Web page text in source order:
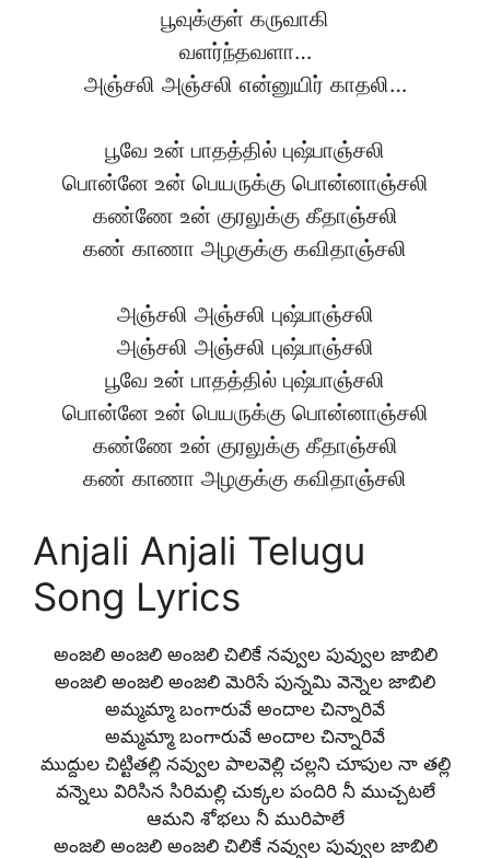
பூவுக்குள் கருவாகி
வளர்ந்தவளா…
அஞ்சலி அஞ்சலி என்னுயிர் காதலி…
பூவே உன் பாதத்தில் புஷ்பாஞ்சலி
பொன்னே உன் பெயருக்கு பொன்னாஞ்சலி
கண்ணே உன் குரலுக்கு கீதாஞ்சலி
கண் காணா அழகுக்கு கவிதாஞ்சலி
அஞ்சலி அஞ்சலி புஷ்பாஞ்சலி
அஞ்சலி அஞ்சலி புஷ்பாஞ்சலி
பூவே உன் பாதத்தில் புஷ்பாஞ்சலி
பொன்னே உன் பெயருக்கு பொன்னாஞ்சலி
கண்ணே உன் குரலுக்கு கீதாஞ்சலி
கண் காணா அழகுக்கு கவிதாஞ்சலி
Anjali Anjali Telugu
Song Lyrics
అంజలి అంజలి అంజలి చిలికే నవ్వుల పువ్వుల జాబిలి
అంజలి అంజలి అంజలి మెరిసే పున్నమి వెన్నెల జాబిలి
అమ్మమ్మా బంగారువే అందాల చిన్నారివే
అమ్మమ్మా బంగారువే అందాల చిన్నారివే
ముద్దుల చిట్టితల్లి నవ్వుల పాలవెల్లి చల్లని చూపుల నా తల్లి
వన్నెలు విరిసిన సిరిమల్లి చుక్కల పందిరి నీ ముచ్చటలే
ఆమని శోభలు నీ మురిపాలే
అంజలి అంజలి అంజలి చిలికే నవ్వుల పువ్వుల జాబిలి